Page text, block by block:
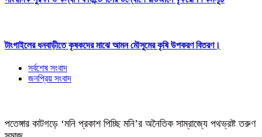
টাংগাইলের ধনবাড়ীতে কৃষকদের মাঝে আমন মৌসুমের কৃষি উপকরণ বিতরণ।
সর্বশেষ সংবাদ
জনপ্রিয় সংবাদ
পতেঙ্গার কাটগড়ে ‘মনি প্রকাশ পিচ্ছি মনি’র অনৈতিক সাম্রাজ্যে পথভ্রষ্ট তরুণ